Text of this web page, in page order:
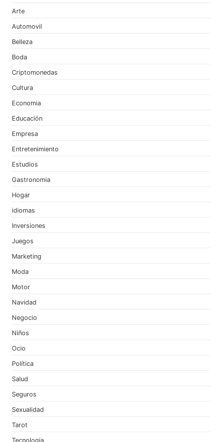
Arte
Automovil
Belleza
Boda
Criptomonedas
Cultura
Economia
Educación
Empresa
Entretenimiento
Estudios
Gastronomia
Hogar
idiomas
Inversiones
Juegos
Marketing
Moda
Motor
Navidad
Negocio
Niños
Ocio
Política
Salud
Seguros
Sexualidad
Tarot
Tecnologia